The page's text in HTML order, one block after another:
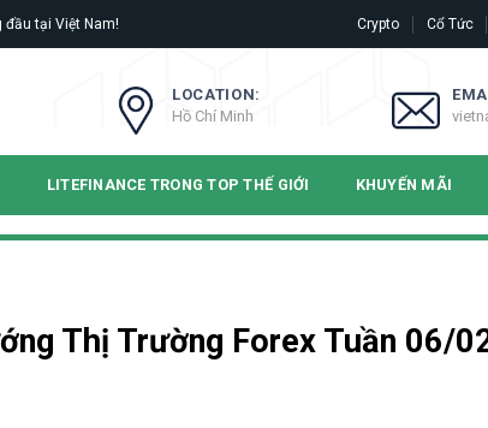
đầu tại Việt Nam! Crypto Cổ Tức
LOCATION:
Hồ Chí Minh
LITEFINANCE TRONG TOP THẾ GIỚI KHUYẾN MÃI
Thị Trường Forex Tuần 06/